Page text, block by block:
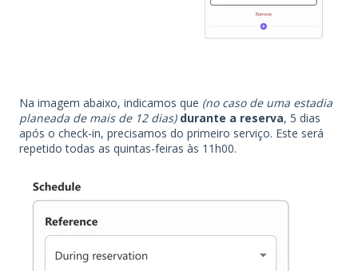
Na imagem abaixo, indicamos que (no caso de uma estadia
planeada de mais de 12 dias) durante a reserva, 5 dias
após o check-in, precisamos do primeiro serviço. Este será
repetido todas as quintas-feiras às 11h00.